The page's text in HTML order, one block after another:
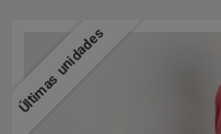
Últimas unidades